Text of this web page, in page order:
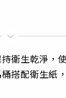
衛生乾淨，
搭配衛生紙